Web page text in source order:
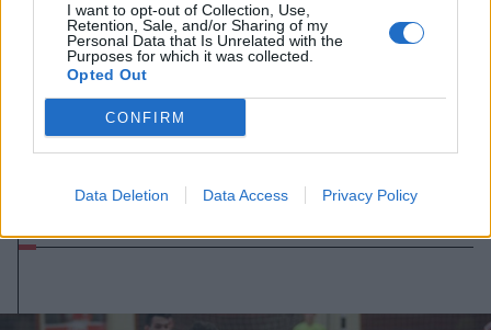
I want to opt-out of Collection, Use,
Retention, Sale, and/or Sharing of my
Personal Data that Is Unrelated with the
Purposes for which it was collected.
Opted Out
CONFIRM
Data Deletion Data Access Privacy Policy
2017. január 24., kedd
City'us